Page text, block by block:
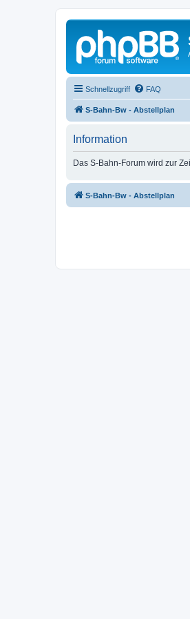
Schnellzugriff FAQ
S-Bahn-Bw - Abstellplan
Information
Das S-Bahn-Forum wird zur
S-Bahn-Bw - Abstellplan